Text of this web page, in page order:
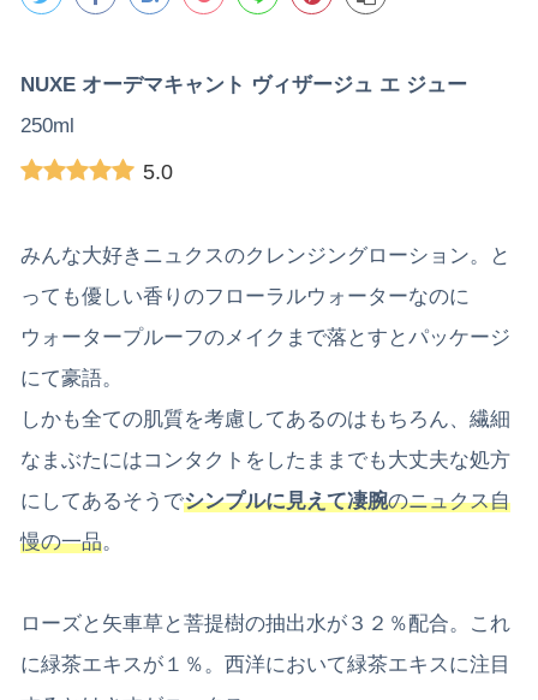
NUXE オーデマキャント ヴィザージュ エ ジュー
250ml
5.0
みんな大好きニュクスのクレンジングローション。と
っても優しい香りのフローラルウォーターなのに
ウォータープルーフのメイクまで落とすとパッケージ
にて豪語。
しかも全ての肌質を考慮してあるのはもちろん、繊細
なまぶたにはコンタクトをしたままでも大丈夫な処方
にしてあるそうでシンプルに見えて凄腕のニュクス自
慢の一品。
ローズと矢車草と菩提樹の抽出水が３２％配合。これ
に緑茶エキスが１％。西洋において緑茶エキスに注目